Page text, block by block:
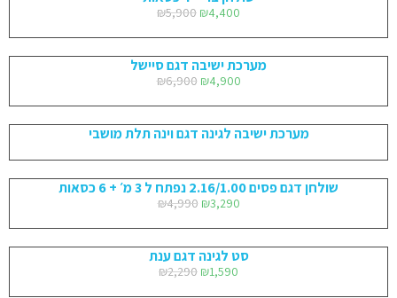
₪5,900 ₪4,400
מערכת ישיבה דגם סיישל
₪6,900 ₪4,900
מערכת ישיבה לגינה דגם וינה תלת מושבי
שולחן דגם פסים 2.16/1.00 נפתח ל 3 מ׳ + 6 כסאות
₪4,990 ₪3,290
סט לגינה דגם ענת
₪2,290 ₪1,590